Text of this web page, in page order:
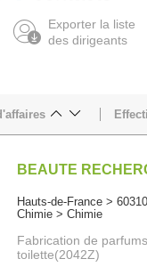
Exporter la liste
des dirigeants
BEAUTE
Hauts-de-France >
Chimie > Chimie
Fabrication de
toilette(2042Z)